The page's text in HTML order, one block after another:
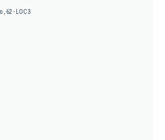
62 - LOC 3